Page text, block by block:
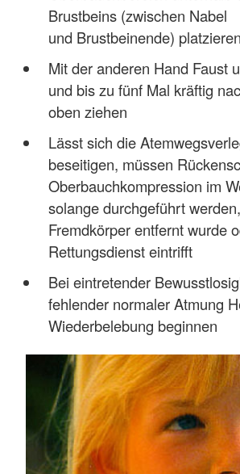
Brustbeins (zwischen Nabel
und Brustbeinende) platzieren
Mit der anderen Hand Faust
und bis zu fünf Mal kräftig
oben ziehen
Lässt sich die
beseitigen, müssen
Oberbauchkompression im
solange durchgeführt
Fremdkörper entfernt wurde
Rettungsdienst eintrifft
Bei eintretender
fehlender normaler Atmung
Wiederbelebung beginnen